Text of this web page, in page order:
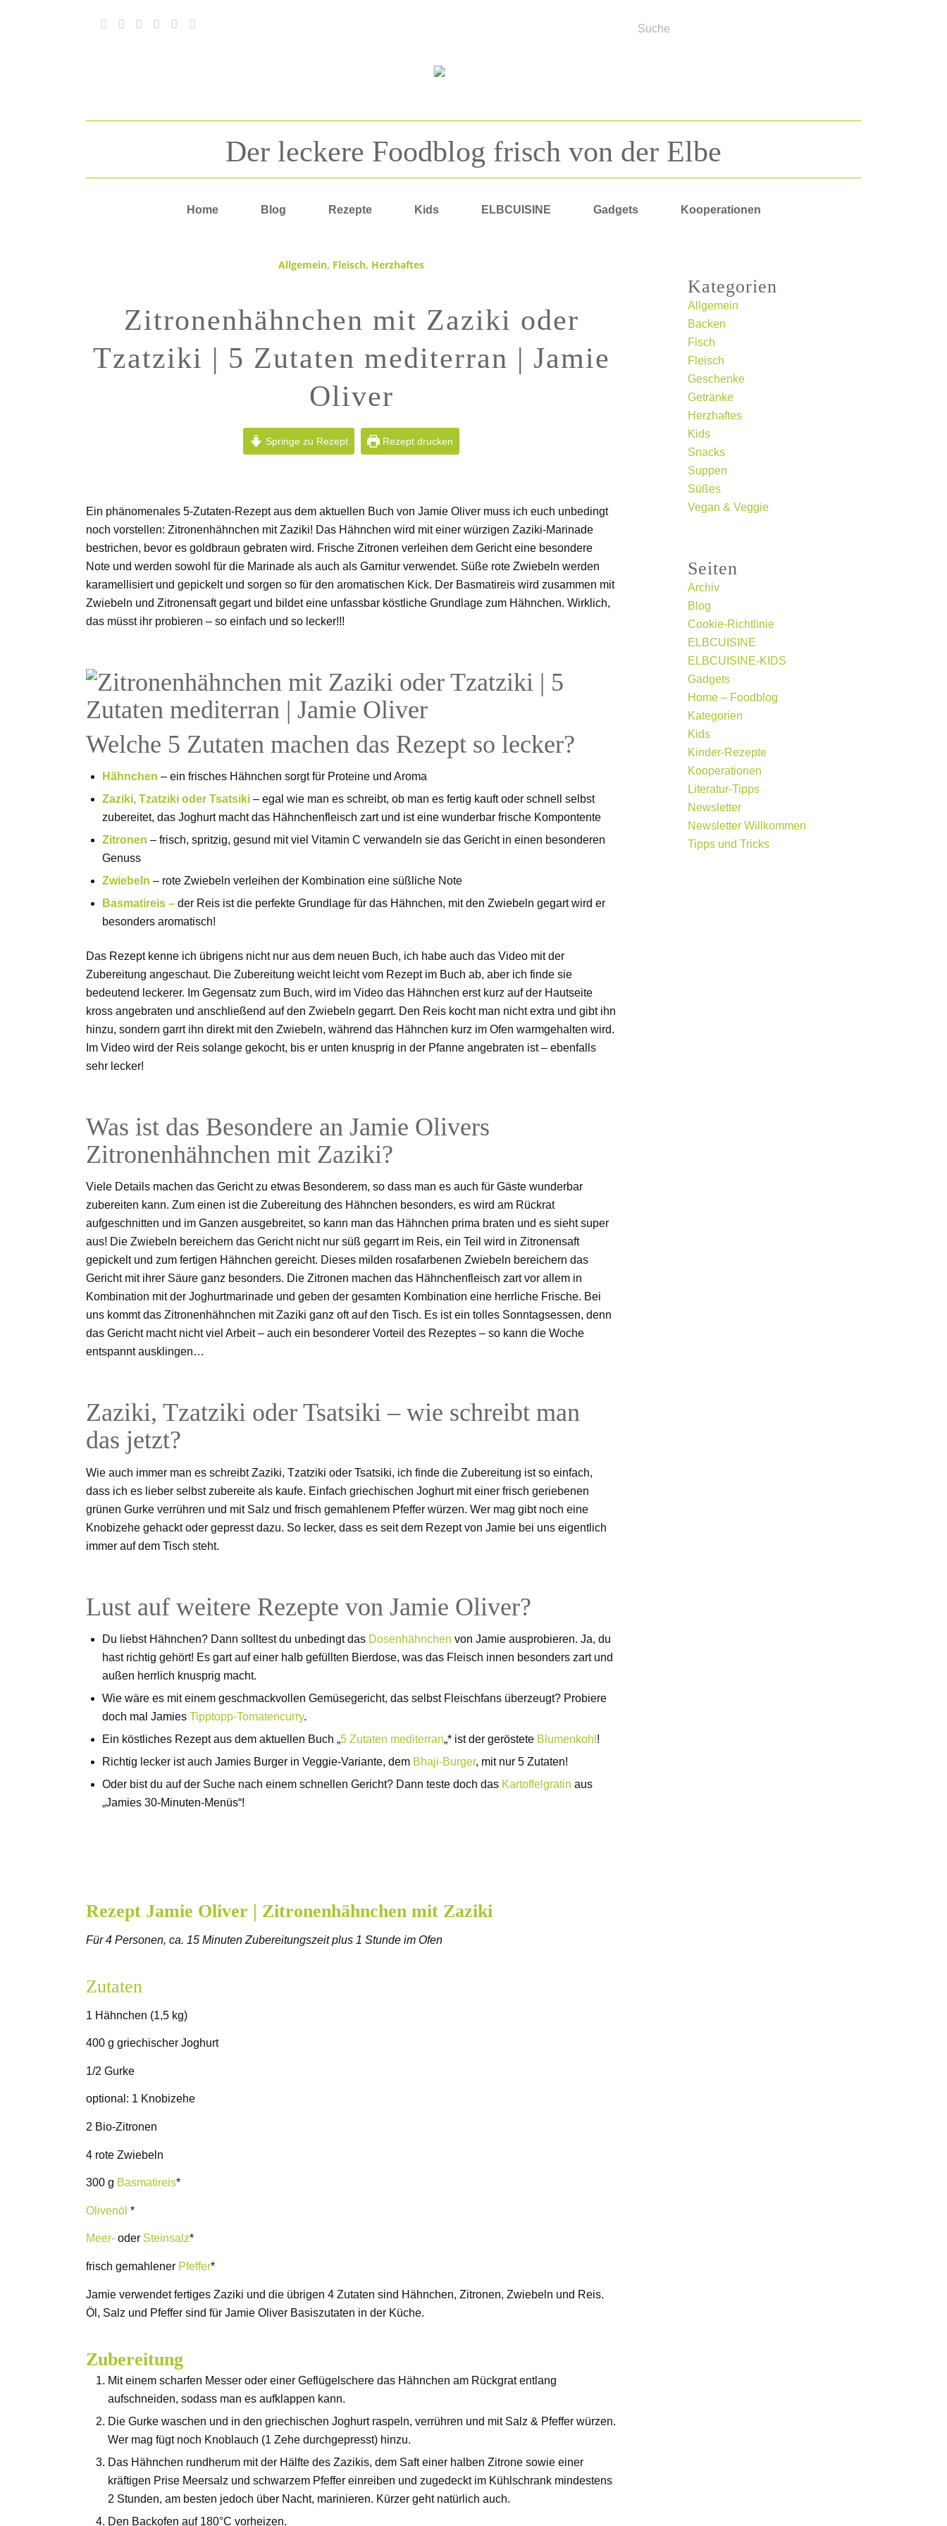
Der leckere Foodblog frisch von der Elbe
Home Blog Rezepte Kids ELBCUISINE Gadgets Kooperationen
Allgemein, Fleisch, Herzhaftes
Zitronenhähnchen mit Zaziki oder
Tzatziki | 5 Zutaten mediterran | Jamie
Oliver
Springe zu Rezept Rezept drucken
Ein phänomenales 5-Zutaten-Rezept aus dem aktuellen Buch von Jamie Oliver muss ich euch unbedingt
noch vorstellen: Zitronenhähnchen mit Zaziki! Das Hähnchen wird mit einer würzigen Zaziki-Marinade
bestrichen, bevor es goldbraun gebraten wird. Frische Zitronen verleihen dem Gericht eine besondere
Note und werden sowohl für die Marinade als auch als Garnitur verwendet. Süße rote Zwiebeln werden
karamellisiert und gepickelt und sorgen so für den aromatischen Kick. Der Basmatireis wird zusammen mit
Zwiebeln und Zitronensaft gegart und bildet eine unfassbar köstliche Grundlage zum Hähnchen. Wirklich,
das müsst ihr probieren – so einfach und so lecker!!!
Welche 5 Zutaten machen das Rezept so lecker?
Hähnchen – ein frisches Hähnchen sorgt für Proteine und Aroma
Zaziki, Tzatziki oder Tsatsiki – egal wie man es schreibt, ob man es fertig kauft oder schnell selbst
zubereitet, das Joghurt macht das Hähnchenfleisch zart und ist eine wunderbar frische Kompontente
Zitronen – frisch, spritzig, gesund mit viel Vitamin C verwandeln sie das Gericht in einen besonderen
Genuss
Zwiebeln – rote Zwiebeln verleihen der Kombination eine süßliche Note
Basmatireis – der Reis ist die perfekte Grundlage für das Hähnchen, mit den Zwiebeln gegart wird er
besonders aromatisch!
Das Rezept kenne ich übrigens nicht nur aus dem neuen Buch, ich habe auch das Video mit der
Zubereitung angeschaut. Die Zubereitung weicht leicht vom Rezept im Buch ab, aber ich finde sie
bedeutend leckerer. Im Gegensatz zum Buch, wird im Video das Hähnchen erst kurz auf der Hautseite
kross angebraten und anschließend auf den Zwiebeln gegarrt. Den Reis kocht man nicht extra und gibt ihn
hinzu, sondern garrt ihn direkt mit den Zwiebeln, während das Hähnchen kurz im Ofen warmgehalten wird.
Im Video wird der Reis solange gekocht, bis er unten knusprig in der Pfanne angebraten ist – ebenfalls
sehr lecker!
Was ist das Besondere an Jamie Olivers
Zitronenhähnchen mit Zaziki?
Viele Details machen das Gericht zu etwas Besonderem, so dass man es auch für Gäste wunderbar
zubereiten kann. Zum einen ist die Zubereitung des Hähnchen besonders, es wird am Rückrat
aufgeschnitten und im Ganzen ausgebreitet, so kann man das Hähnchen prima braten und es sieht super
aus! Die Zwiebeln bereichern das Gericht nicht nur süß gegarrt im Reis, ein Teil wird in Zitronensaft
gepickelt und zum fertigen Hähnchen gereicht. Dieses milden rosafarbenen Zwiebeln bereichern das
Gericht mit ihrer Säure ganz besonders. Die Zitronen machen das Hähnchenfleisch zart vor allem in
Kombination mit der Joghurtmarinade und geben der gesamten Kombination eine herrliche Frische. Bei
uns kommt das Zitronenhähnchen mit Zaziki ganz oft auf den Tisch. Es ist ein tolles Sonntagsessen, denn
das Gericht macht nicht viel Arbeit – auch ein besonderer Vorteil des Rezeptes – so kann die Woche
entspannt ausklingen…
Zaziki, Tzatziki oder Tsatsiki – wie schreibt man
das jetzt?
Wie auch immer man es schreibt Zaziki, Tzatziki oder Tsatsiki, ich finde die Zubereitung ist so einfach,
dass ich es lieber selbst zubereite als kaufe. Einfach griechischen Joghurt mit einer frisch geriebenen
grünen Gurke verrühren und mit Salz und frisch gemahlenem Pfeffer würzen. Wer mag gibt noch eine
Knobizehe gehackt oder gepresst dazu. So lecker, dass es seit dem Rezept von Jamie bei uns eigentlich
immer auf dem Tisch steht.
Lust auf weitere Rezepte von Jamie Oliver?
Du liebst Hähnchen? Dann solltest du unbedingt das Dosenhähnchen von Jamie ausprobieren. Ja, du
hast richtig gehört! Es gart auf einer halb gefüllten Bierdose, was das Fleisch innen besonders zart und
außen herrlich knusprig macht.
Wie wäre es mit einem geschmackvollen Gemüsegericht, das selbst Fleischfans überzeugt? Probiere
doch mal Jamies Tipptopp-Tomatencurry.
Ein köstliches Rezept aus dem aktuellen Buch „5 Zutaten mediterran„* ist der geröstete Blumenkohl !
Richtig lecker ist auch Jamies Burger in Veggie-Variante, dem Bhaji-Burger, mit nur 5 Zutaten!
Oder bist du auf der Suche nach einem schnellen Gericht? Dann teste doch das Kartoffelgratin aus
„Jamies 30-Minuten-Menüs“!
Rezept Jamie Oliver | Zitronenhähnchen mit Zaziki
Für 4 Personen, ca. 15 Minuten Zubereitungszeit plus 1 Stunde im Ofen
Zutaten
1 Hähnchen (1,5 kg)
400 g griechischer Joghurt
1/2 Gurke
optional: 1 Knobizehe
2 Bio-Zitronen
4 rote Zwiebeln
300 g Basmatireis*
Olivenöl *
Meer- oder Steinsalz*
frisch gemahlener Pfeffer*
Jamie verwendet fertiges Zaziki und die übrigen 4 Zutaten sind Hähnchen, Zitronen, Zwiebeln und Reis.
Öl, Salz und Pfeffer sind für Jamie Oliver Basiszutaten in der Küche.
Zubereitung
Mit einem scharfen Messer oder einer Geflügelschere das Hähnchen am Rückgrat entlang
aufschneiden, sodass man es aufklappen kann.
Die Gurke waschen und in den griechischen Joghurt raspeln, verrühren und mit Salz & Pfeffer würzen.
Wer mag fügt noch Knoblauch (1 Zehe durchgepresst) hinzu.
Das Hähnchen rundherum mit der Hälfte des Zazikis, dem Saft einer halben Zitrone sowie einer
kräftigen Prise Meersalz und schwarzem Pfeffer einreiben und zugedeckt im Kühlschrank mindestens
2 Stunden, am besten jedoch über Nacht, marinieren. Kürzer geht natürlich auch.
Den Backofen auf 180°C vorheizen.
Kategorien
Allgemein
Backen
Fisch
Fleisch
Geschenke
Getränke
Herzhaftes
Kids
Snacks
Suppen
Süßes
Vegan & Veggie
Seiten
Archiv
Blog
Cookie-Richtlinie
ELBCUISINE
ELBCUISINE-KIDS
Gadgets
Home – Foodblog
Kategorien
Kids
Kinder-Rezepte
Kooperationen
Literatur-Tipps
Newsletter
Newsletter Willkommen
Tipps und Tricks